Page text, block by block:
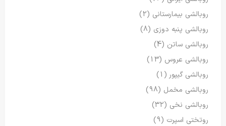
روبالشی بیمارستانی (2)
روبالشی پنبه دوزی (8)
روبالشی ساتن (4)
روبالشی عروس (13)
روبالشی گیپور (1)
روبالشی مخمل (98)
روبالشی نخی (32)
روتختی اسپرت (9)